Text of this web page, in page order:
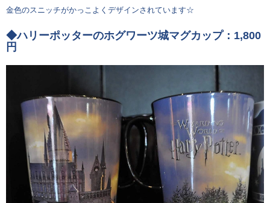
金色のスニッチがかっこよくデザインされています☆
◆ハリーポッターのホグワーツ城マグカップ：1,800
円